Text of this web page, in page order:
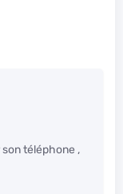
téléphone ,